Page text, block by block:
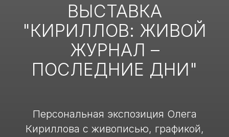
ВЫСТАВКА
"КИРИЛЛОВ: ЖИВОЙ
ЖУРНАЛ –
ПОСЛЕДНИЕ ДНИ"
Персональная экспозиция Олега
Кириллова с живописью, графикой,